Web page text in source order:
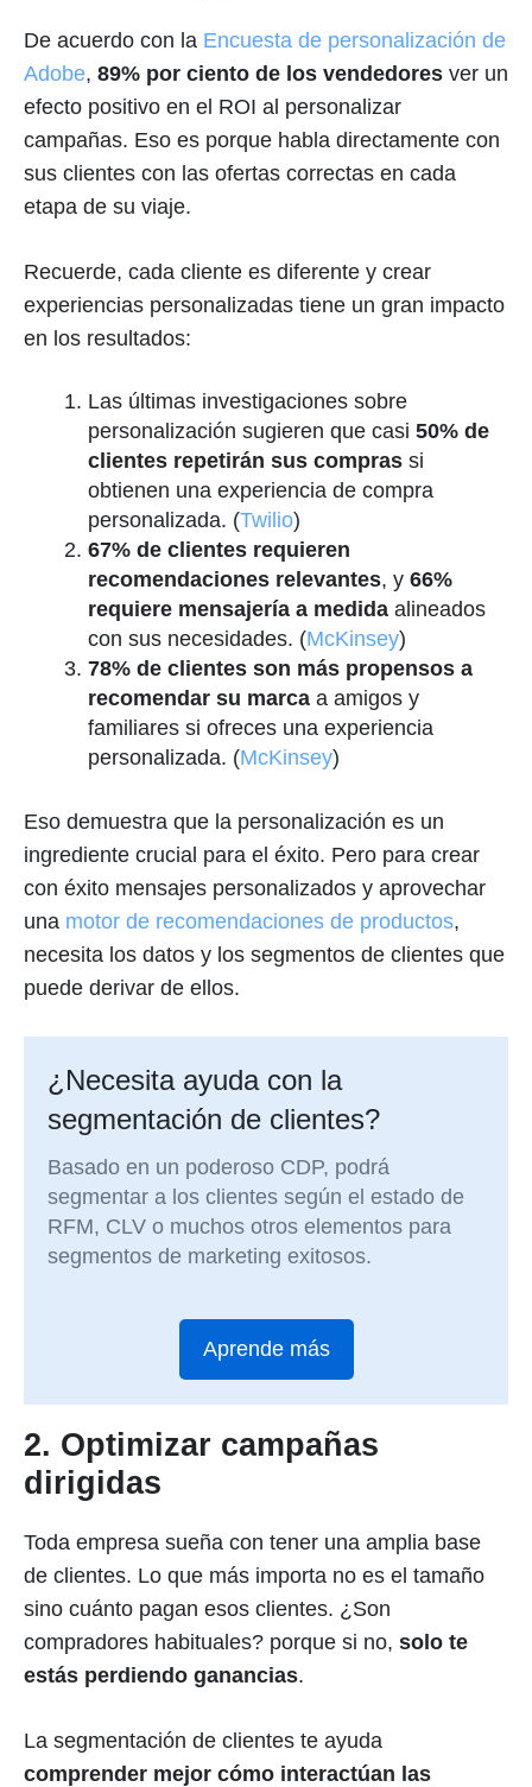
De acuerdo con la Encuesta de personalización de
Adobe, 89% por ciento de los vendedores ver un
efecto positivo en el ROI al personalizar
campañas. Eso es porque habla directamente con
sus clientes con las ofertas correctas en cada
etapa de su viaje.
Recuerde, cada cliente es diferente y crear
experiencias personalizadas tiene un gran impacto
en los resultados:
Las últimas investigaciones sobre
personalización sugieren que casi 50% de
clientes repetirán sus compras si
obtienen una experiencia de compra
personalizada. (Twilio)
67% de clientes requieren
recomendaciones relevantes, y 66%
requiere mensajería a medida alineados
con sus necesidades. (McKinsey)
78% de clientes son más propensos a
recomendar su marca a amigos y
familiares si ofreces una experiencia
personalizada. (McKinsey)
Eso demuestra que la personalización es un
ingrediente crucial para el éxito. Pero para crear
con éxito mensajes personalizados y aprovechar
una motor de recomendaciones de productos,
necesita los datos y los segmentos de clientes que
puede derivar de ellos.
¿Necesita ayuda con la
segmentación de clientes?
Basado en un poderoso CDP, podrá
segmentar a los clientes según el estado de
RFM, CLV o muchos otros elementos para
segmentos de marketing exitosos.
Aprende más
2. Optimizar campañas
dirigidas
Toda empresa sueña con tener una amplia base
de clientes. Lo que más importa no es el tamaño
sino cuánto pagan esos clientes. ¿Son
compradores habituales? porque si no, solo te
estás perdiendo ganancias.
La segmentación de clientes te ayuda
comprender mejor cómo interactúan las